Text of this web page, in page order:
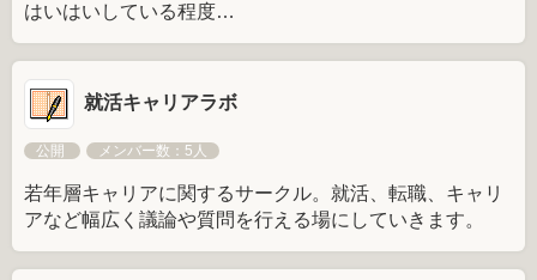
はいはいしている程度…
就活キャリアラボ
公開 メンバー数：5人
若年層キャリアに関するサークル。就活、転職、キャリ
アなど幅広く議論や質問を行える場にしていきます。